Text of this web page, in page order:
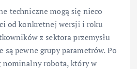
techniczne mogą się nieco
od konkretnej wersji i roku
z sektora przemysłu
są pewne grupy parametrów. Po
nominalny robota, który w